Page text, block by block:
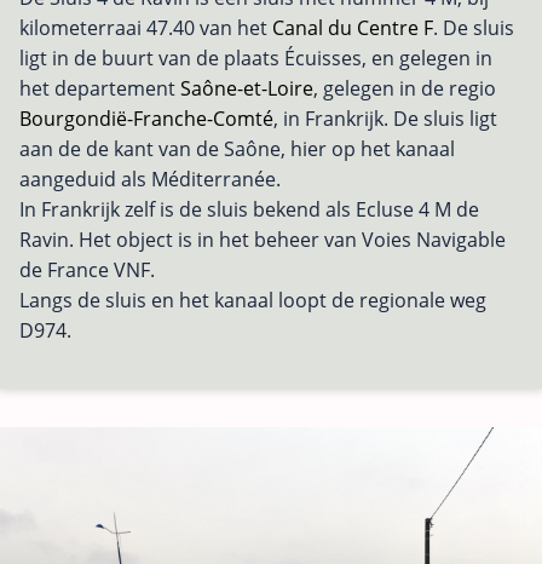
kilometerraai 47.40 van het Canal du Centre F. De sluis
ligt in de buurt van de plaats Écuisses, en gelegen in
het departementSaône-et-Loire, gelegen in de regio
Bourgondië-Franche-Comté, in Frankrijk. De sluis ligt
aan de de kant van de Saône, hier op het kanaal
aangeduid als Méditerranée.
In Frankrijk zelf is de sluis bekend als Ecluse 4 M de
Ravin. Het object is in het beheer van Voies Navigable
de France VNF.
Langs de sluis en het kanaal loopt de regionale weg
D974.